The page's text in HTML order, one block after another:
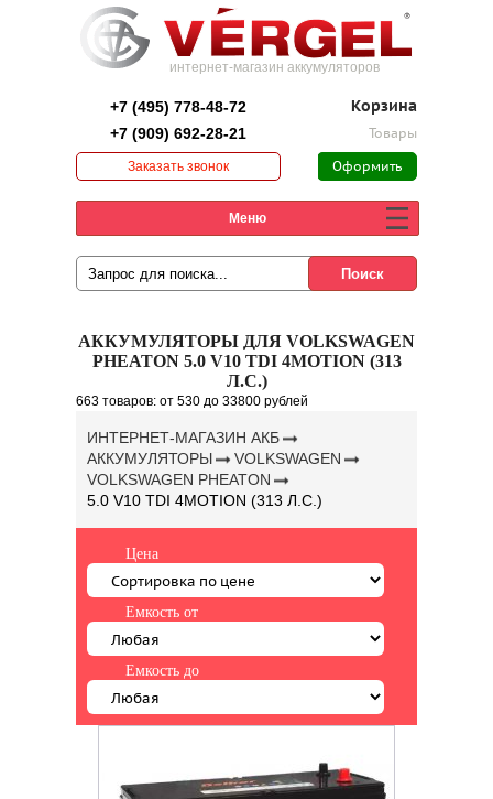
интернет-магазин аккумуляторов
+7 (495) 778-48-72
+7 (909) 692-28-21
Заказать звонок
Корзина
Товары
Оформить
Меню
АККУМУЛЯТОРЫ ДЛЯ VOLKSWAGEN
PHEATON 5.0 V10 TDI 4MOTION (313
Л.С.)
663 товаров: от 530 до 33800 рублей
ИНТЕРНЕТ-МАГАЗИН АКБ
АККУМУЛЯТОРЫ
VOLKSWAGEN
VOLKSWAGEN PHEATON
5.0 V10 TDI 4MOTION (313 Л.С.)
Цена
Емкость от
Емкость до